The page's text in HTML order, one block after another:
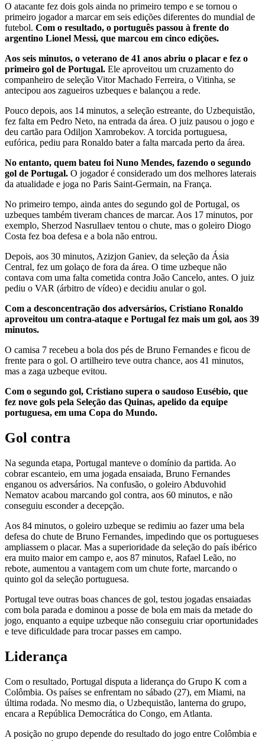
O atacante fez dois gols ainda no primeiro tempo e se tornou o
primeiro jogador a marcar em seis edições diferentes do mundial de
futebol. Com o resultado, o português passou à frente do
argentino Lionel Messi, que marcou em cinco edições.
Aos seis minutos, o veterano de 41 anos abriu o placar e fez o
primeiro gol de Portugal. Ele aproveitou um cruzamento do
companheiro de seleção Vitor Machado Ferreira, o Vitinha, se
antecipou aos zagueiros uzbeques e balançou a rede.
Pouco depois, aos 14 minutos, a seleção estreante, do Uzbequistão,
fez falta em Pedro Neto, na entrada da área. O juiz pausou o jogo e
deu cartão para Odiljon Xamrobekov. A torcida portuguesa,
eufórica, pediu para Ronaldo bater a falta marcada perto da área.
No entanto, quem bateu foi Nuno Mendes, fazendo o segundo
gol de Portugal. O jogador é considerado um dos melhores laterais
da atualidade e joga no Paris Saint-Germain, na França.
No primeiro tempo, ainda antes do segundo gol de Portugal, os
uzbeques também tiveram chances de marcar. Aos 17 minutos, por
exemplo, Sherzod Nasrullaev tentou o chute, mas o goleiro Diogo
Costa fez boa defesa e a bola não entrou.
Depois, aos 30 minutos, Azizjon Ganiev, da seleção da Ásia
Central, fez um golaço de fora da área. O time uzbeque não
contava com uma falta cometida contra João Cancelo, antes. O juiz
pediu o VAR (árbitro de vídeo) e decidiu anular o gol.
Com a desconcentração dos adversários, Cristiano Ronaldo
aproveitou um contra-ataque e Portugal fez mais um gol, aos 39
minutos.
O camisa 7 recebeu a bola dos pés de Bruno Fernandes e ficou de
frente para o gol. O artilheiro teve outra chance, aos 41 minutos,
mas a zaga uzbeque evitou.
Com o segundo gol, Cristiano supera o saudoso Eusébio, que
fez nove gols pela Seleção das Quinas, apelido da equipe
portuguesa, em uma Copa do Mundo.
Gol contra
Na segunda etapa, Portugal manteve o domínio da partida. Ao
cobrar escanteio, em uma jogada ensaiada, Bruno Fernandes
enganou os adversários. Na confusão, o goleiro Abduvohid
Nematov acabou marcando gol contra, aos 60 minutos, e não
conseguiu esconder a decepção.
Aos 84 minutos, o goleiro uzbeque se redimiu ao fazer uma bela
defesa do chute de Bruno Fernandes, impedindo que os portugueses
ampliassem o placar. Mas a superioridade da seleção do país ibérico
era muito maior em campo e, aos 87 minutos, Rafael Leão, no
rebote, aumentou a vantagem com um chute forte, marcando o
quinto gol da seleção portuguesa.
Portugal teve outras boas chances de gol, testou jogadas ensaiadas
com bola parada e dominou a posse de bola em mais da metade do
jogo, enquanto a equipe uzbeque não conseguiu criar oportunidades
e teve dificuldade para trocar passes em campo.
Liderança
Com o resultado, Portugal disputa a liderança do Grupo K com a
Colômbia. Os países se enfrentam no sábado (27), em Miami, na
última rodada. No mesmo dia, o Uzbequistão, lanterna do grupo,
encara a República Democrática do Congo, em Atlanta.
A posição no grupo depende do resultado do jogo entre Colômbia e